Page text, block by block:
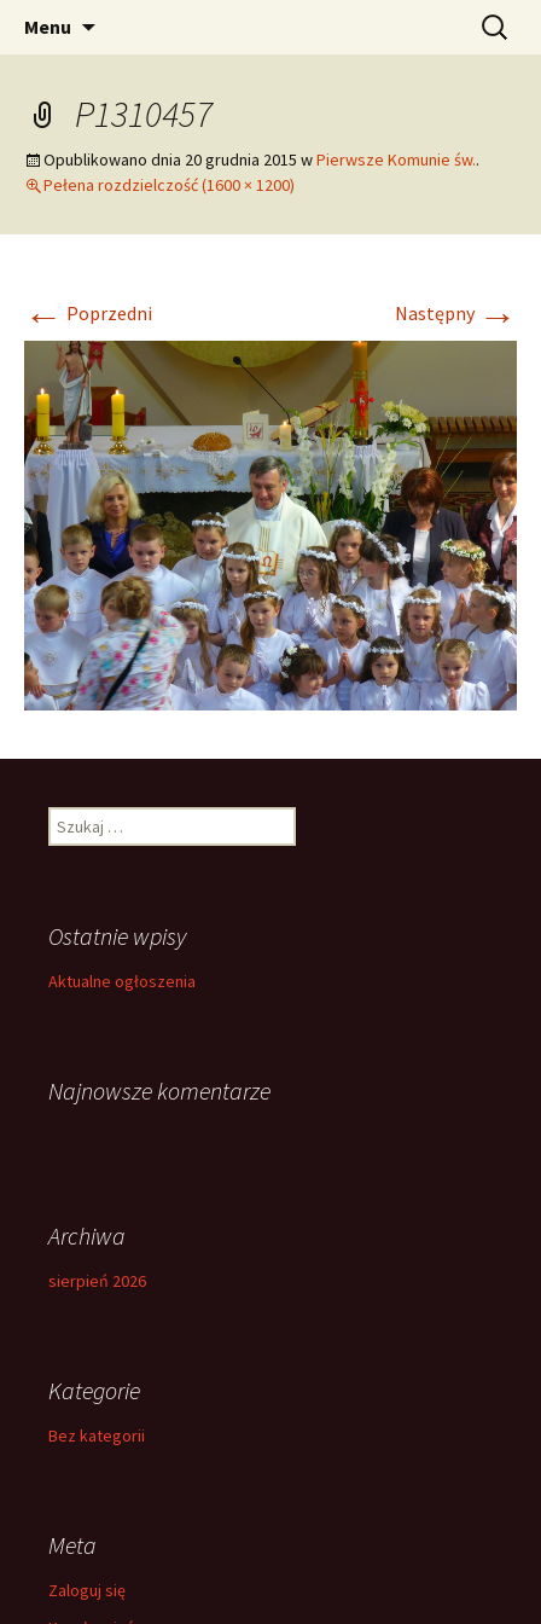
Tomaszowice – Parafia
Rzymskokatolicka
pw. Św. Apostołów Piotra i Pawła
Menu Szukaj:
P1310457
Opublikowano dnia 20 grudnia 2015 wPierwsze Komunie św..
Pełena rozdzielczość (1600 × 1200)
← Poprzedni Następny →
Szukaj:
Ostatnie wpisy
Aktualne ogłoszenia
Najnowsze komentarze
Archiwa
sierpień 2026
Kategorie
Bez kategorii
Meta
Zaloguj się